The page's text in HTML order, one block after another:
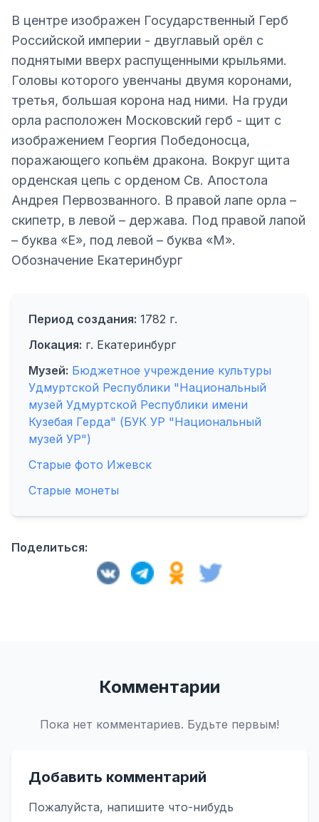
В центре изображен Государственный Герб
Российской империи - двуглавый орёл с
поднятыми вверх распущенными крыльями.
Головы которого увенчаны двумя коронами,
третья, большая корона над ними. На груди
орла расположен Московский герб - щит с
изображением Георгия Победоносца,
поражающего копьём дракона. Вокруг щита
орденская цепь с орденом Св. Апостола
Андрея Первозванного. В правой лапе орла –
скипетр, в левой – держава. Под правой лапой
– буква «Е», под левой – буква «М».
Обозначение Екатеринбург
Период создания: 1782 г.
Локация: г. Екатеринбург
Музей: Бюджетное учреждение культуры
Удмуртской Республики "Национальный
музей Удмуртской Республики имени
Кузебая Герда" (БУК УР "Национальный
музей УР")
Старые фото Ижевск
Старые монеты
Поделиться:
Комментарии
Пока нет комментариев. Будьте первым!
Добавить комментарий
Пожалуйста, напишите что-нибудь